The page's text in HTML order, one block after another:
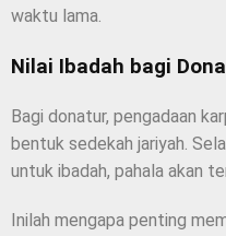
waktu lama.
Nilai Ibadah bagi
Bagi donatur, pengadaan
bentuk sedekah jariyah.
untuk ibadah, pahala akan
Inilah mengapa penting